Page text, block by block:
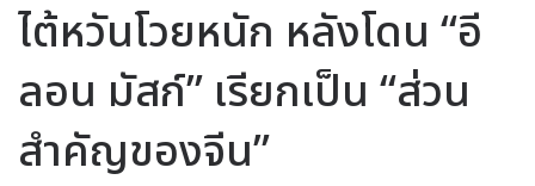
ไต้หวันโวยหนัก หลังโดน “อี
ลอน มัสก์” เรียกเป็น “ส่วน
สำคัญของจีน”